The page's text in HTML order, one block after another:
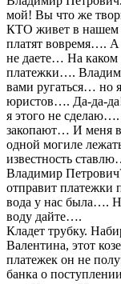
мой! Вы что же
КТО живет в нашем
платят вовремя….
не даете… На
платежки….
вами ругаться… но
юристов…. Да-да-
я этого не
закопают… И меня
одной могиле
известность
Владимир
отправит
вода у нас была….
воду дайте….
Кладет трубку.
Валентина, этот
платежек он не
банка о